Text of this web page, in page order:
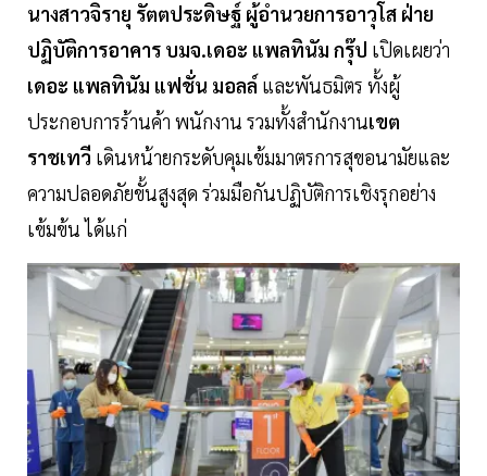
นางสาวจิรายุ รัตตประดิษฐ์ ผู้อำนวยการอาวุโส ฝ่าย
ปฏิบัติการอาคาร บมจ.เดอะ แพลทินัม กรุ๊ป เปิดเผยว่า
เดอะ แพลทินัม แฟชั่น มอลล์ และพันธมิตร ทั้งผู้
ประกอบการร้านค้า พนักงาน รวมทั้งสำนักงานเขต
ราชเทวี เดินหน้ายกระดับคุมเข้มมาตรการสุขอนามัยและ
ความปลอดภัยขั้นสูงสุด ร่วมมือกันปฏิบัติการเชิงรุกอย่าง
เข้มข้น ได้แก่